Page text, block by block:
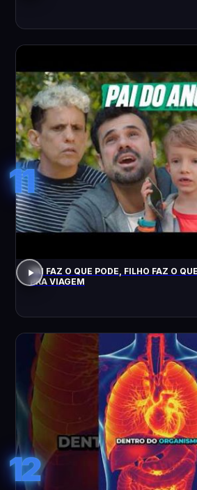
11
PAI FAZ O QUE PODE, FILHO FAZ O
PRA VIAGEM
12